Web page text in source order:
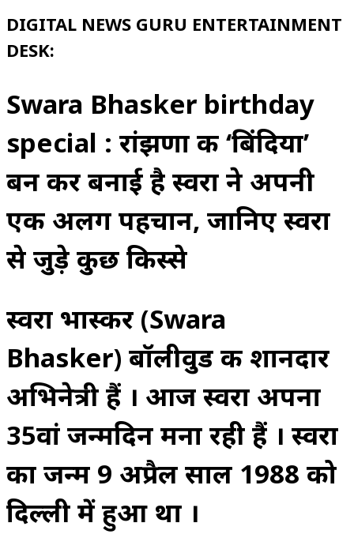
DIGITAL NEWS GURU ENTERTAINMENT
DESK:
Swara Bhasker birthday
special : रांझणा की ‘बिंदिया’
बन कर बनाई है स्वरा ने अपनी
एक अलग पहचान, जानिए स्वरा
से जुड़े कुछ किस्से
स्वरा भास्कर (Swara
Bhasker) बॉलीवुड की शानदार
अभिनेत्री हैं । आज स्वरा अपना
35वां जन्मदिन मना रही हैं । स्वरा
का जन्म 9 अप्रैल साल 1988 को
दिल्ली में हुआ था ।